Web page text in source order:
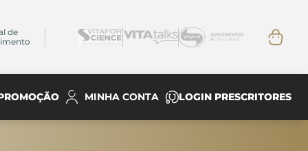
de
MINHA CONTA LOGIN PRESCRITORES